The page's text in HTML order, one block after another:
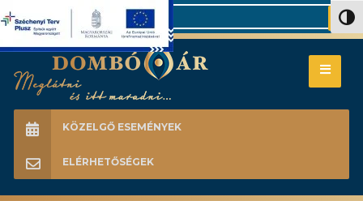
Search
KÖZELGŐ ESEMÉNYEK
ELÉRHETŐSÉGEK